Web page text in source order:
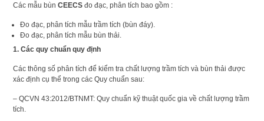
Các mẫu bùn CEECS đo đạc, phân tích bao gồm :
Đo đạc, phân tích mẫu trầm tích (bùn đáy).
Đo đạc, phân tích mẫu bùn thải.
1. Các quy chuẩn quy định
Các thông số phân tích để kiểm tra chất lượng trầm tích và bùn thải được
xác định cụ thể trong các Quy chuẩn sau:
– QCVN 43:2012/BTNMT: Quy chuẩn kỹ thuật quốc gia về chất lượng trầm
tích.